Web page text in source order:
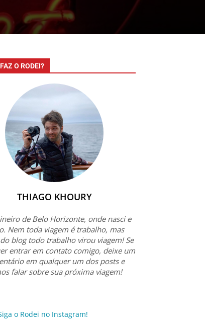
O RODEI?
THIAGO KHOURY
de Belo Horizonte, onde nasci e
Nem toda viagem é trabalho, mas
blog todo trabalho virou viagem! Se
entrar em contato comigo, deixe um
em qualquer um dos posts e
falar sobre sua próxima viagem!
o Rodei no Instagram!